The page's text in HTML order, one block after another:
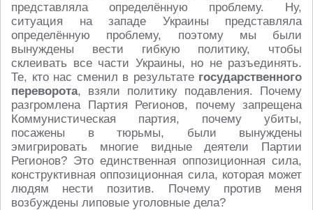
представляла определённую проблему. Ну,
ситуация на западе Украины представляла
определённую проблему, поэтому мы были
вынуждены вести гибкую политику, чтобы
склеивать все части Украины, но не разъединять.
Те, кто нас сменил в результате государственного
переворота, взяли политику подавления. Почему
разгромлена Партия Регионов, почему запрещена
Коммунистическая партия, почему убиты,
посажены в тюрьмы, были вынуждены
эмигрировать многие видные деятели Партии
Регионов? Это единственная оппозиционная сила,
конструктивная оппозиционная сила, которая может
людям нести позитив. Почему против меня
возбуждены липовые уголовные дела?